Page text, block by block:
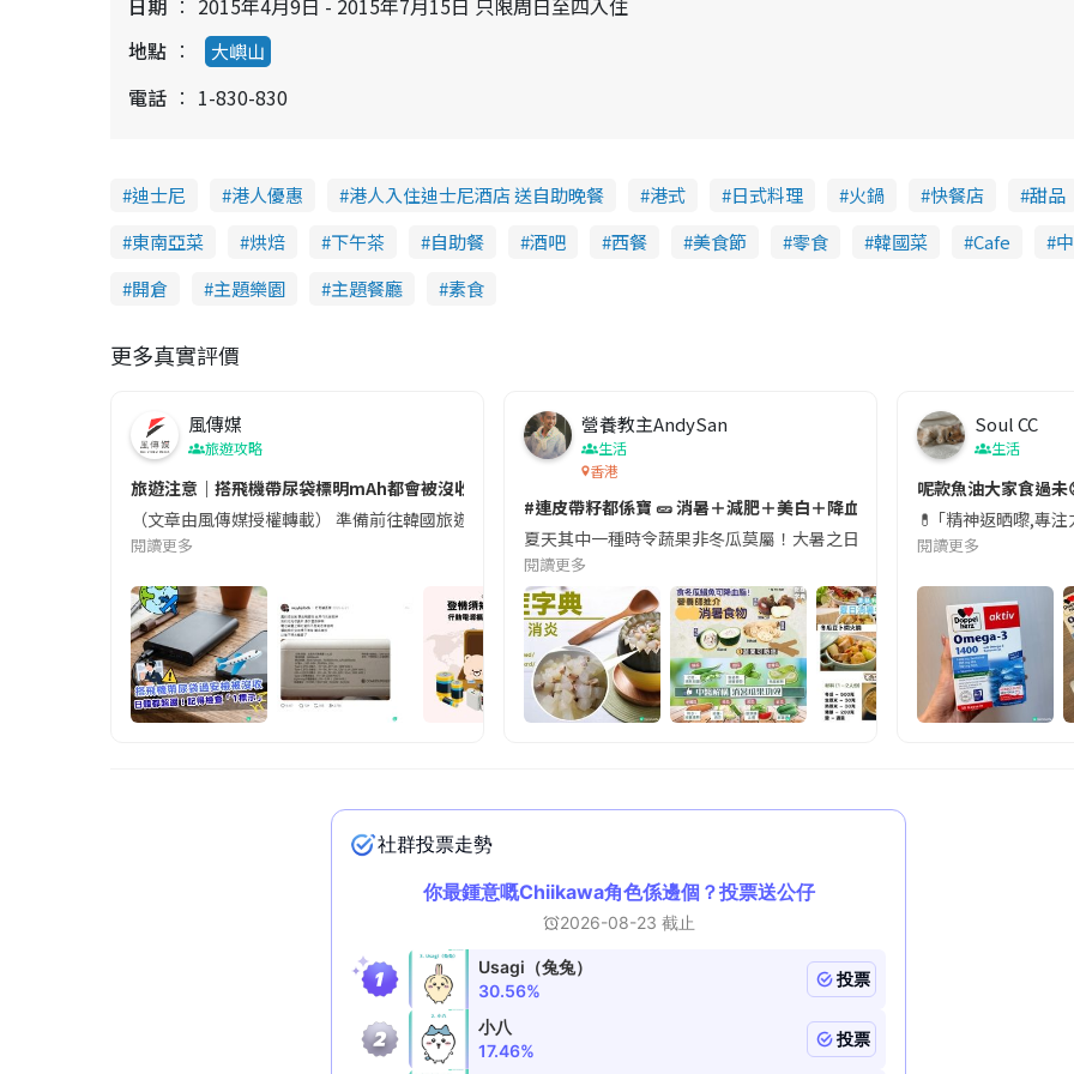
地點
大嶼山
電話 1-830-830
迪士尼 港人優惠 港人入住迪士尼酒店 送自助晚餐 港式 日式料理 火鍋 快餐店
甜品
東南亞菜
烘焙 下午茶 自助餐 酒吧 西餐 美食節 零食 韓國菜 Cafe
開倉
主題樂園 主題餐廳 素食
更多真實評價
風傳媒
旅遊攻略
旅遊注意｜搭飛機帶尿袋標明mAh都會被沒收😱出發前切記檢查「1標示」🚨
（文章由風傳媒授權轉載） 準備前往韓國旅遊的民眾，近期要特別留意隨身行李中的行動電源。一名旅客日前在機場安檢
閱讀更多
營養教主AndySan
生活
香港
#連皮帶籽都係寶 🥒 消暑＋減肥＋美白＋降血脂
夏天其中一種時令蔬果非冬瓜莫屬！大暑之日，點都要飲碗冬瓜湯消暑
閱讀更多
Soul CC
生活
呢款魚油大家食過未
💊 ｢精神返晒嚟,專
閱讀更多